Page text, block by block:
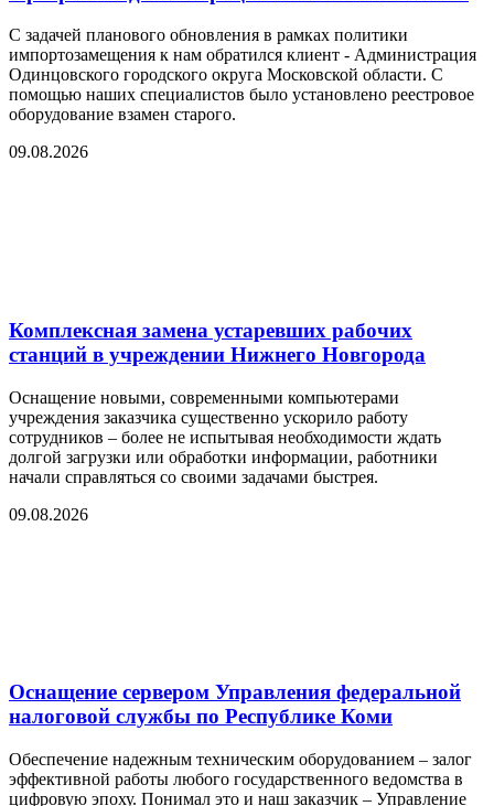
С задачей планового обновления в рамках политики
импортозамещения к нам обратился клиент - Администрация
Одинцовского городского округа Московской области. С
помощью наших специалистов было установлено реестровое
оборудование взамен старого.
09.08.2026
Комплексная замена устаревших рабочих
станций в учреждении Нижнего Новгорода
Оснащение новыми, современными компьютерами
учреждения заказчика существенно ускорило работу
сотрудников – более не испытывая необходимости ждать
долгой загрузки или обработки информации, работники
начали справляться со своими задачами быстрея.
09.08.2026
Оснащение сервером Управления федеральной
налоговой службы по Республике Коми
Обеспечение надежным техническим оборудованием – залог
эффективной работы любого государственного ведомства в
цифровую эпоху. Понимал это и наш заказчик – Управление